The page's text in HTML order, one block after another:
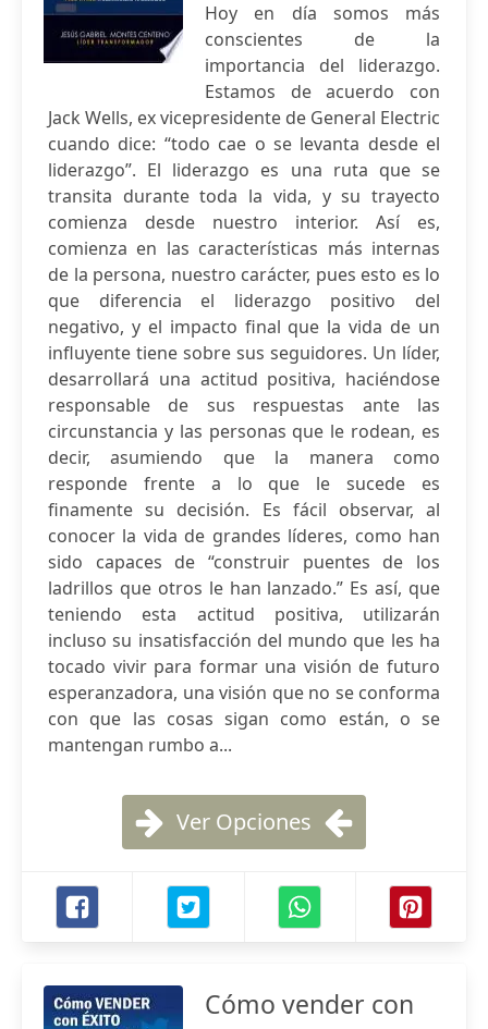
Hoy en día somos más
conscientes de la
importancia del liderazgo.
Estamos de acuerdo con
Jack Wells, ex vicepresidente de General Electric
cuando dice: “todo cae o se levanta desde el
liderazgo”. El liderazgo es una ruta que se
transita durante toda la vida, y su trayecto
comienza desde nuestro interior. Así es,
comienza en las características más internas
de la persona, nuestro carácter, pues esto es lo
que diferencia el liderazgo positivo del
negativo, y el impacto final que la vida de un
influyente tiene sobre sus seguidores. Un líder,
desarrollará una actitud positiva, haciéndose
responsable de sus respuestas ante las
circunstancia y las personas que le rodean, es
decir, asumiendo que la manera como
responde frente a lo que le sucede es
finamente su decisión. Es fácil observar, al
conocer la vida de grandes líderes, como han
sido capaces de “construir puentes de los
ladrillos que otros le han lanzado.” Es así, que
teniendo esta actitud positiva, utilizarán
incluso su insatisfacción del mundo que les ha
tocado vivir para formar una visión de futuro
esperanzadora, una visión que no se conforma
con que las cosas sigan como están, o se
mantengan rumbo a...
Ver Opciones
Cómo vender con